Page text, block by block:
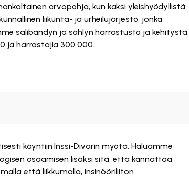
arvopohja, kun kaksi yleishyödyllistä
liikunta- ja urheilujärjestö, jonka
salibandyn ja sählyn harrastusta ja kehitystä.
ja harrastajia 300 000.
käyntiin Inssi-Divarin myötä. Haluamme
osaamisen lisäksi sitä, että kannattaa
että liikkumalla, Insinööriliiton